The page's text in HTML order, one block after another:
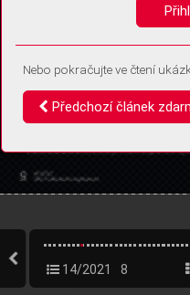
14/2021 8
Nebo pokračujte ve čtení
Předchozí článek